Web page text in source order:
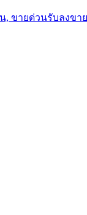
, ขายด่วนรับลงขา